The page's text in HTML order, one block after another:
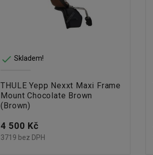
 Skladem!
THULE Yepp Nexxt Maxi Frame
Mount Chocolate Brown
(Brown)
Cena
4 500 Kč
3719 bez DPH